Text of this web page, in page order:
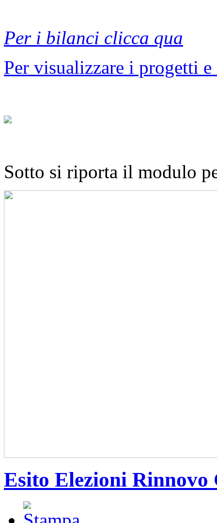
Per i bilanci clicca qua
Per visualizzare i progetti
Sotto si riporta il modulo
Esito Elezioni Rinnovo